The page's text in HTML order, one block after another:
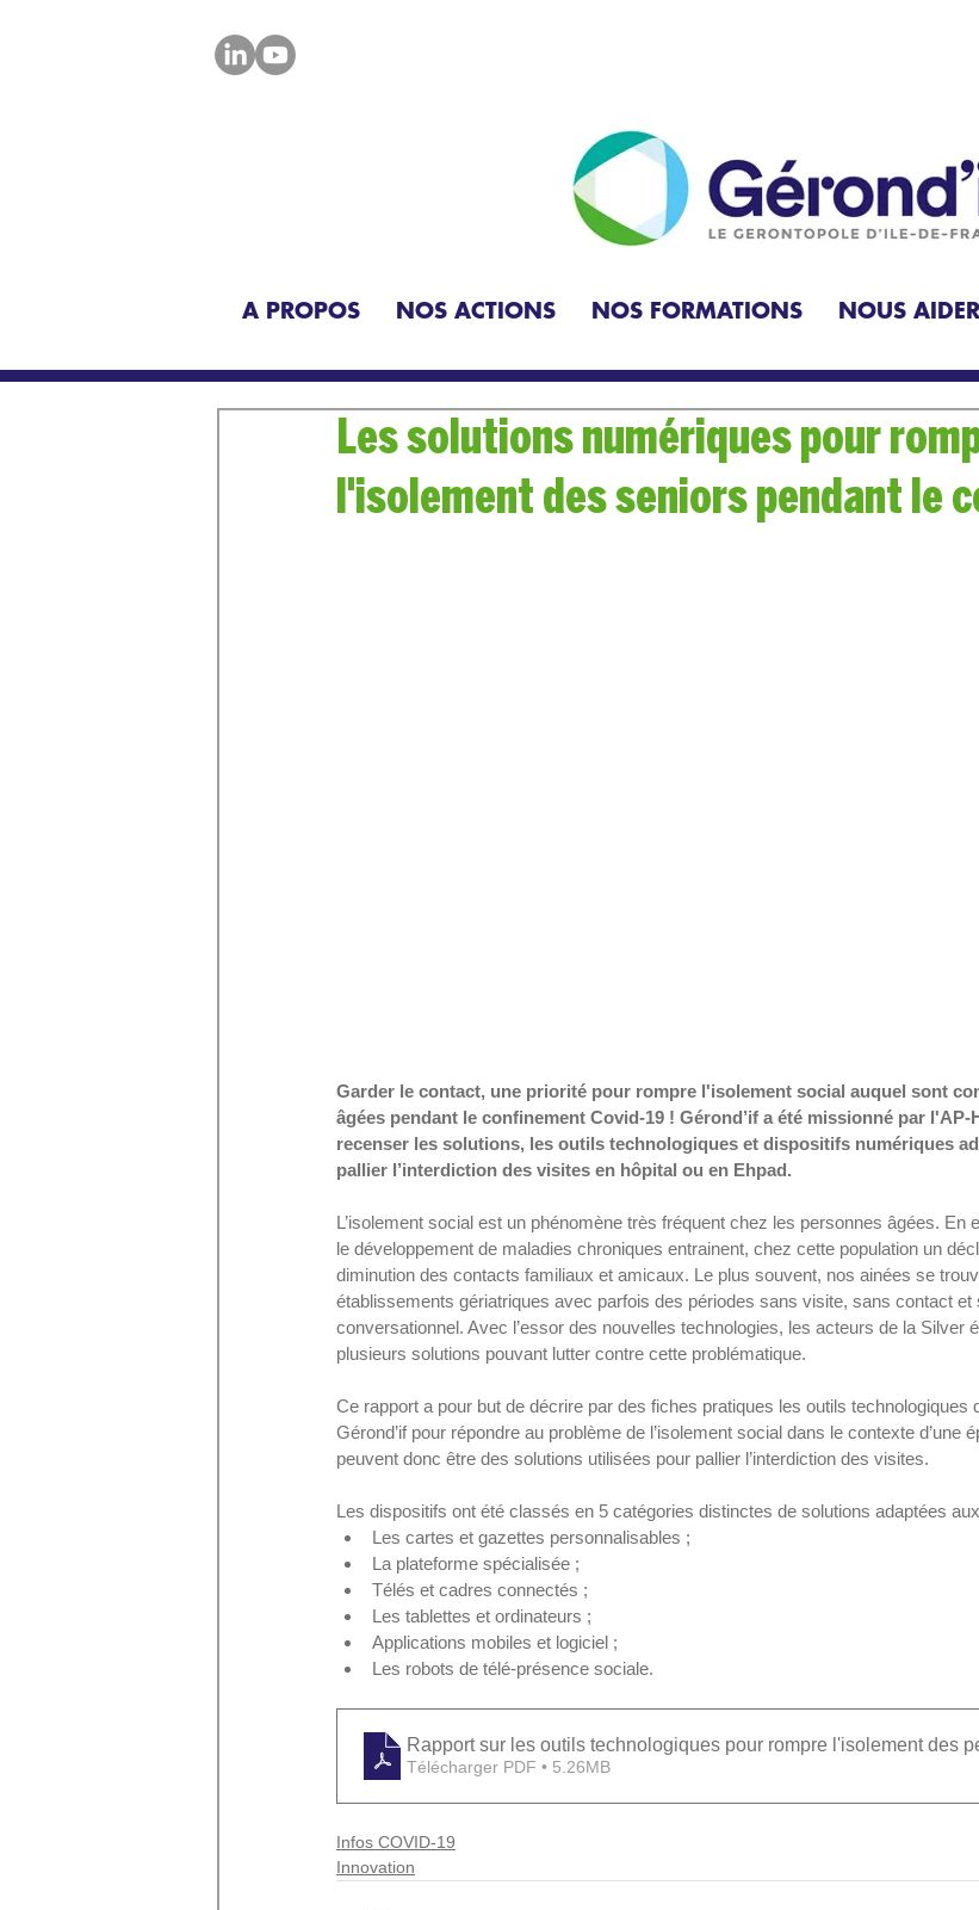
A PROPOS NOS ACTIONS NOS FORMATIONS NOUS AIDER
Les solutions numériques pour
l'isolement des seniors pendant le
Garder le contact, une priorité pour rompre l'isolement social auquel sont
âgées pendant le confinement Covid-19 ! Gérond’if a été missionné par
recenser les solutions, les outils technologiques et dispositifs numériques
pallier l’interdiction des visites en hôpital ou en Ehpad.
L’isolement social est un phénomène très fréquent chez les personnes âgées. En
le développement de maladies chroniques entrainent, chez cette population un
diminution des contacts familiaux et amicaux. Le plus souvent, nos ainées se
établissements gériatriques avec parfois des périodes sans visite, sans contact et
conversationnel. Avec l’essor des nouvelles technologies, les acteurs de la Silver
plusieurs solutions pouvant lutter contre cette problématique.
Ce rapport a pour but de décrire par des fiches pratiques les outils technologiques
Gérond’if pour répondre au problème de l’isolement social dans le contexte d’une
peuvent donc être des solutions utilisées pour pallier l’interdiction des visites.
Les dispositifs ont été classés en 5 catégories distinctes de solutions adaptées
Les cartes et gazettes personnalisables ;
La plateforme spécialisée ;
Télés et cadres connectés ;
Les tablettes et ordinateurs ;
Applications mobiles et logiciel ;
Les robots de télé-présence sociale.
Rapport sur les outils technologiques pour rompre l'isolement des
Télécharger PDF • 5.26MB
Infos COVID-19
Innovation